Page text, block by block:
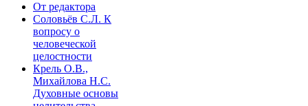
От редактора
Соловьёв С.Л. К
вопросу о
человеческой
целостности
Крель О.В.,
Михайлова Н.С.
Духовные основы